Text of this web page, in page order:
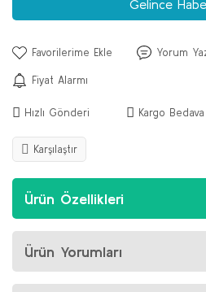
Gelince
Yorum
Fiyat Alarmı
Hızlı Gönderi Kargo Bedava
Karşılaştır
Ürün Özellikleri
Ürün Yorumları